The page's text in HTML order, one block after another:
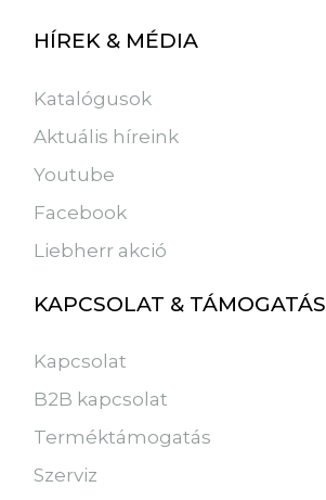
HÍREK & MÉDIA
Katalógusok
Aktuális híreink
Youtube
Facebook
Liebherr akció
KAPCSOLAT & TÁMOGATÁS
Kapcsolat
B2B kapcsolat
Terméktámogatás
Szerviz